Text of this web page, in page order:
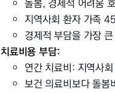
돌봄, 경제적 어려움
지역사회 환자 가족
경제적 부담을 가장
치료비용 부담:
연간 치료비: 지역사
보건 의료비보다 돌봄